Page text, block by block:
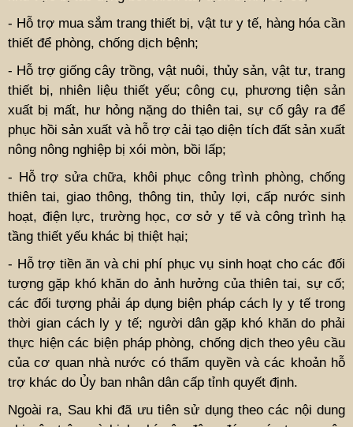
- Hỗ trợ mua sắm trang thiết bị, vật tư y tế, hàng hóa cần
thiết để phòng, chống dịch bệnh;
- Hỗ trợ giống cây trồng, vật nuôi, thủy sản, vật tư, trang
thiết bị, nhiên liệu thiết yếu; công cụ, phương tiện sản
xuất bị mất, hư hỏng nặng do thiên tai, sự cố gây ra để
phục hồi sản xuất và hỗ trợ cải tạo diện tích đất sản xuất
nông nông nghiệp bị xói mòn, bồi lấp;
- Hỗ trợ sửa chữa, khôi phục công trình phòng, chống
thiên tai, giao thông, thông tin, thủy lợi, cấp nước sinh
hoạt, điện lực, trường học, cơ sở y tế và công trình hạ
tầng thiết yếu khác bị thiệt hại;
- Hỗ trợ tiền ăn và chi phí phục vụ sinh hoạt cho các đối
tượng gặp khó khăn do ảnh hưởng của thiên tai, sự cố;
các đối tượng phải áp dụng biện pháp cách ly y tế trong
thời gian cách ly y tế; người dân gặp khó khăn do phải
thực hiện các biện pháp phòng, chống dịch theo yêu cầu
của cơ quan nhà nước có thẩm quyền và các khoản hỗ
trợ khác do Ủy ban nhân dân cấp tỉnh quyết định.
Ngoài ra, Sau khi đã ưu tiên sử dụng theo các nội dung